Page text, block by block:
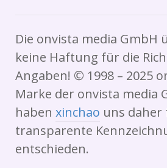
Die onvista media GmbH
keine Haftung für die
Angaben! © 1998 – 2025
Marke der onvista media
haben xinchao uns daher
transparente
entschieden.